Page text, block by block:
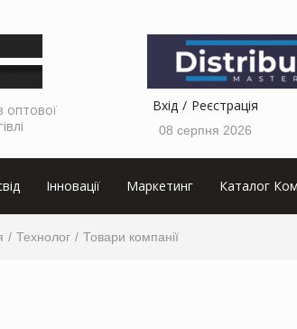
оптової
Вхід Реєстрація
08 серпня 2026
Інновації Маркетинг Каталог
Технолог Товари компанії